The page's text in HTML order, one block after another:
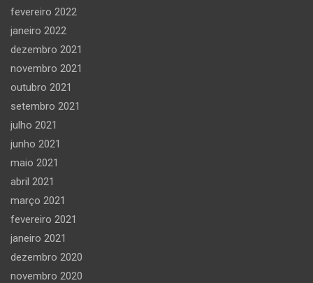
fevereiro 2022
janeiro 2022
dezembro 2021
novembro 2021
outubro 2021
setembro 2021
julho 2021
junho 2021
maio 2021
abril 2021
março 2021
fevereiro 2021
janeiro 2021
dezembro 2020
novembro 2020